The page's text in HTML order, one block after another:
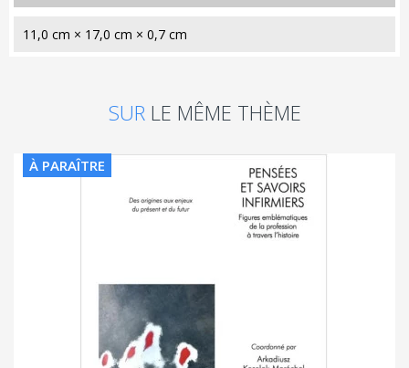
11,0 cm × 17,0 cm × 0,7 cm
SUR LE MÊME THÈME
À PARAÎTRE